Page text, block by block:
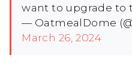
want to upgrade to
— OatmealDome
March 26, 2024